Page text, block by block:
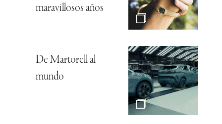
maravillosos años
De Martorell al
mundo